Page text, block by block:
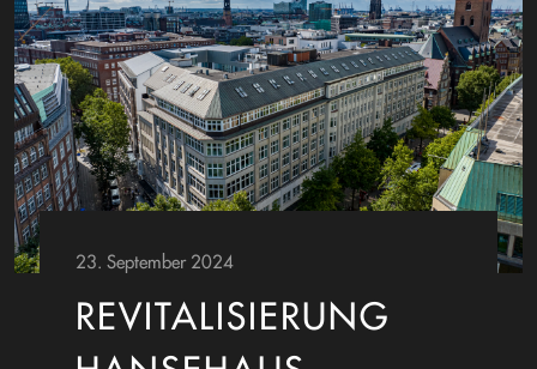
23. September 2024
REVITALISIERUNG